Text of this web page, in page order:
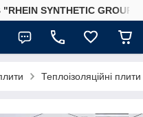
SYNTHETIC GROUP"
Теплоізоляційні